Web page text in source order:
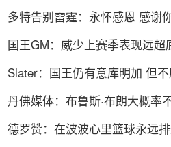
多特告别雷霆：永怀感恩 感谢
国王GM：威少上赛季表现远超
Slater：国王仍有意库明加 但不
丹佛媒体：布鲁斯·布朗大概率
德罗赞：在波波心里篮球永远